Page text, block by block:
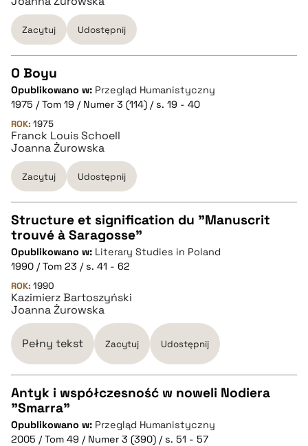
BIBTEX
pobierz cytat
Zacytuj Udostępnij
CZYSTY TEKST
pobierz cytat
BIBTEX
pobierz cytat
O Boyu
Opublikowano w: Przegląd Humanistyczny
1975 / Tom 19 / Numer 3 (114) / s. 19 - 40
ROK: 1975
Franck Louis Schoell
Joanna Żurowska
Zacytuj Udostępnij
CZYSTY TEKST
pobierz cytat
BIBTEX
pobierz cytat
Structure et signification du "Manuscrit
trouvé à Saragosse"
Opublikowano w: Literary Studies in Poland
1990 / Tom 23 / s. 41 - 62
ROK: 1990
Kazimierz Bartoszyński
Joanna Żurowska
Pełny tekst Zacytuj Udostępnij
CZYSTY TEKST
Antyk i współczesność w noweli Nodiera
"Smarra"
Opublikowano w: Przegląd Humanistyczny
2005 / Tom 49 / Numer 3 (390) / s. 51 - 57